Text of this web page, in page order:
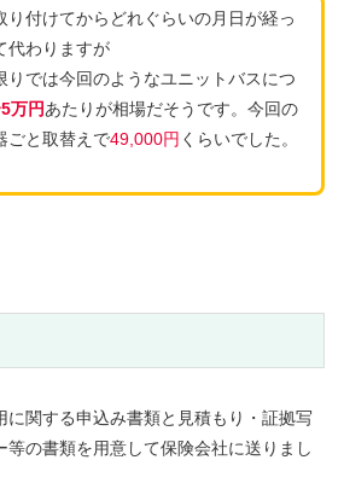
り付けてからどれぐらいの月日が経っ
代わりますが
りでは今回のようなユニットバスにつ
万円あたりが相場だそうです。今回の
ごと取替えで49,000円 くらいでした。
に関する申込み書類と見積もり・証拠写
等の書類を用意して保険会社に送りまし